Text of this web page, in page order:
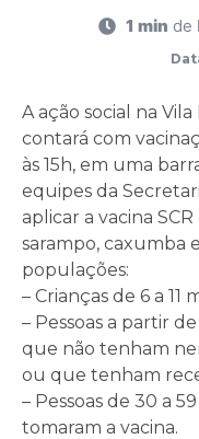
1 min de
A ação social na
contará com
às 15h, em uma
equipes da
aplicar a vacina
sarampo, caxumba
populações:
– Crianças de 6 a 11
– Pessoas a partir
que não tenham
ou que tenham
– Pessoas de 30 a
tomaram a vacina.